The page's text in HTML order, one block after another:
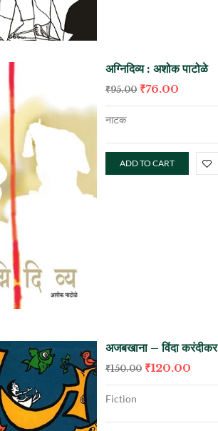
अग्निदिव्य : अशोक पाटोळे
₹95.00 ₹76.00
नाटक
ADD TO CART
अजबखाना – विंदा करंदीकर
₹150.00 ₹120.00
Fiction